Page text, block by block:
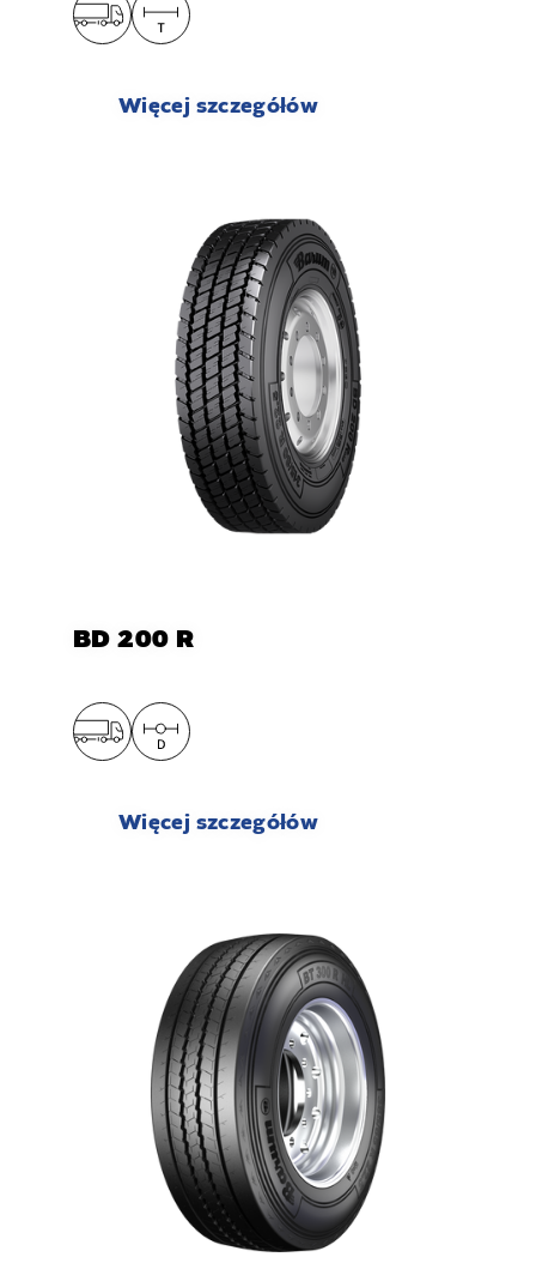
Więcej szczegółów
BD 200 R
Więcej szczegółów